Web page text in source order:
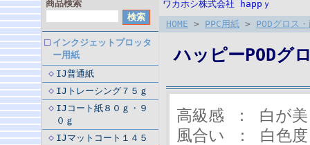
商品検索
インクジェットプロッタ
ー用紙
IJ普通紙
IJトレーシング７５ｇ
IJコート紙８０ｇ・９
０ｇ
IJマットコート１４５
ワカホシ株式会社 happｙ
HOME > PPC用紙 > PODグロス
ハッピーPODグ
高級感 ： 白が美
風合い ： 白色度